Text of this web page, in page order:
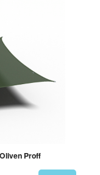
Proff